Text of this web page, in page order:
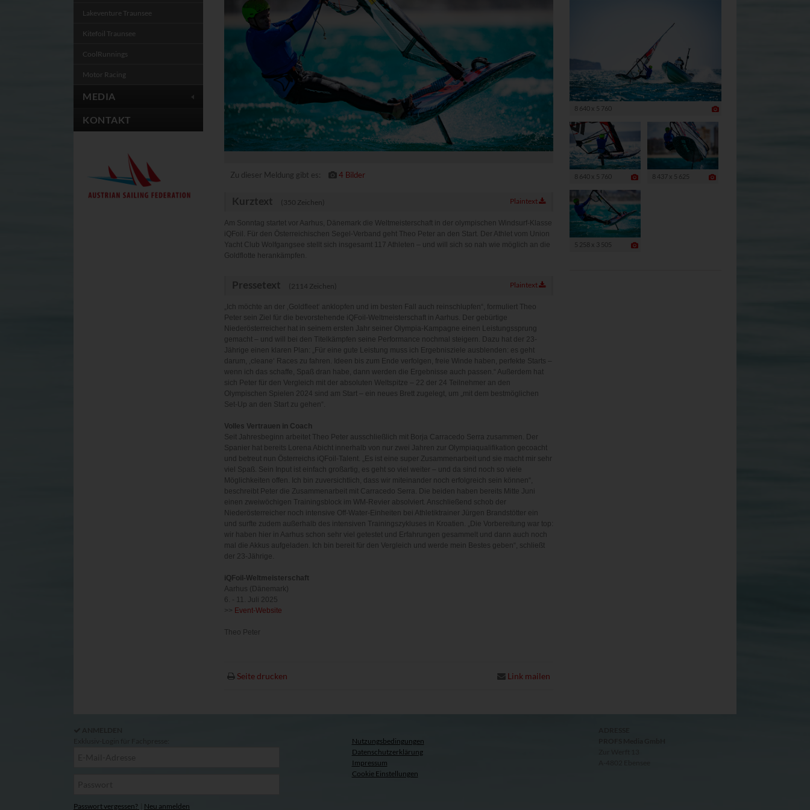
Lakeventure Traunsee
Kitefoil Traunsee
CoolRunnings
Motor Racing
MEDIA
KONTAKT
Zu dieser Meldung gibt es: 4 Bilder
Kurztext (350 Zeichen) Plaintext
Am Sonntag startet vor Aarhus, Dänemark die Weltmeisterschaft in der olympischen Windsurf-Klasse
iQFoil. Für den Österreichischen Segel-Verband geht Theo Peter an den Start. Der Athlet vom Union
Yacht Club Wolfgangsee stellt sich insgesamt 117 Athleten – und will sich so nah wie möglich an die
Goldflotte herankämpfen.
Pressetext (2114 Zeichen) Plaintext
„Ich möchte an der ‚Goldfleet‘ anklopfen und im besten Fall auch reinschlupfen“, formuliert Theo
Peter sein Ziel für die bevorstehende iQFoil-Weltmeisterschaft in Aarhus. Der gebürtige
Niederösterreicher hat in seinem ersten Jahr seiner Olympia-Kampagne einen Leistungssprung
gemacht – und will bei den Titelkämpfen seine Performance nochmal steigern. Dazu hat der 23-
Jährige einen klaren Plan: „Für eine gute Leistung muss ich Ergebnisziele ausblenden: es geht
darum, ‚cleane‘ Races zu fahren. Ideen bis zum Ende verfolgen, freie Winde haben, perfekte Starts –
wenn ich das schaffe, Spaß dran habe, dann werden die Ergebnisse auch passen.“ Außerdem hat
sich Peter für den Vergleich mit der absoluten Weltspitze – 22 der 24 Teilnehmer an den
Olympischen Spielen 2024 sind am Start – ein neues Brett zugelegt, um „mit dem bestmöglichen
Set-Up an den Start zu gehen“.
Volles Vertrauen in Coach
Seit Jahresbeginn arbeitet Theo Peter ausschließlich mit Borja Carracedo Serra zusammen. Der
Spanier hat bereits Lorena Abicht innerhalb von nur zwei Jahren zur Olympiaqualifikation gecoacht
und betreut nun Österreichs iQFoil-Talent. „Es ist eine super Zusammenarbeit und sie macht mir sehr
viel Spaß. Sein Input ist einfach großartig, es geht so viel weiter – und da sind noch so viele
Möglichkeiten offen. Ich bin zuversichtlich, dass wir miteinander noch erfolgreich sein können“,
beschreibt Peter die Zusammenarbeit mit Carracedo Serra. Die beiden haben bereits Mitte Juni
einen zweiwöchigen Trainingsblock im WM-Revier absolviert. Anschließend schob der
Niederösterreicher noch intensive Off-Water-Einheiten bei Athletiktrainer Jürgen Brandstötter ein
und surfte zudem außerhalb des intensiven Trainingszykluses in Kroatien. „Die Vorbereitung war top:
wir haben hier in Aarhus schon sehr viel getestet und Erfahrungen gesammelt und dann auch noch
mal die Akkus aufgeladen. Ich bin bereit für den Vergleich und werde mein Bestes geben“, schließt
der 23-Jährige.
iQFoil-Weltmeisterschaft
Aarhus (Dänemark)
6. - 11. Juli 2025
>> Event-Website
Theo Peter
Seite drucken Link mailen
8 640 x 5 760
8 640 x 5 760 8 437 x 5 625
5 258 x 3 505
Passwort vergessen? Neu anmelden
Nutzungsbedingungen
Datenschutzerklärung
Impressum
Cookie Einstellungen
Domain
CONSENT, YSC, VISITOR_INFO1_LIVE, PREF
youtube.com
https://policies.google.com/privacy?hl=de
youtube-nocookie.com
Anbieter: powrio.com (Drittanbieter)
Powrio blendet neue Beiträge aus unseren Kanälen auf sozialen Medien ein.
Domain
Datenschutzerklärung des Anbieters
ahoy_*
powrio.com
https://www.powr.io/privacy
www.powrio.com
Cookies der eingeblendeten sozialen Medien werden gesetzt